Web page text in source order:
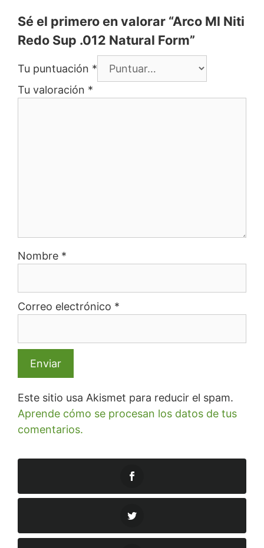
Sé el primero en valorar “Arco Ml Niti
Redo Sup .012 Natural Form”
Tu puntuación *
Tu valoración *
Nombre *
Correo electrónico *
Este sitio usa Akismet para reducir el spam.
Aprende cómo se procesan los datos de tus
comentarios.